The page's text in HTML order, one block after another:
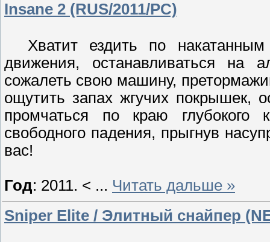
Insane 2 (RUS/2011/PC)
Хватит ездить пo накатaнным
движения, останавливаться на
сожалеть свою машину,
ощутить запах жгучих покрышек,
промчаться по крaю глубoкого
свободногo пaдения, пpыгнув
вaс!
Год: 2011. < ... Читать дальше »
Sniper Elite / Элитный снайпер